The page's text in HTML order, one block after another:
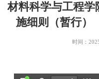
材料科学与工程
施细则（暂行）
时间：